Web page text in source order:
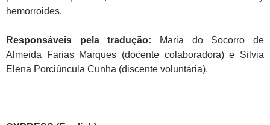
hemorroides.
Responsáveis pela tradução:
Maria do Socorro de
Almeida Farias Marques (docente colaboradora) e Silvia
Elena Porciúncula Cunha (discente voluntária).